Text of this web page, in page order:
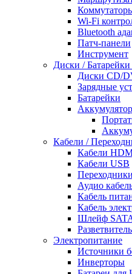
Wi-Fi
Bluetooth
Патч-панели
Инструмент
Диски /
Диски CD/
Зарядные
Батарейки
Кабели /
Кабели
Кабели USB
Переходники
Аудио
Кабель
Кабель
Шлейф
Электропитание
Источники
Инверторы